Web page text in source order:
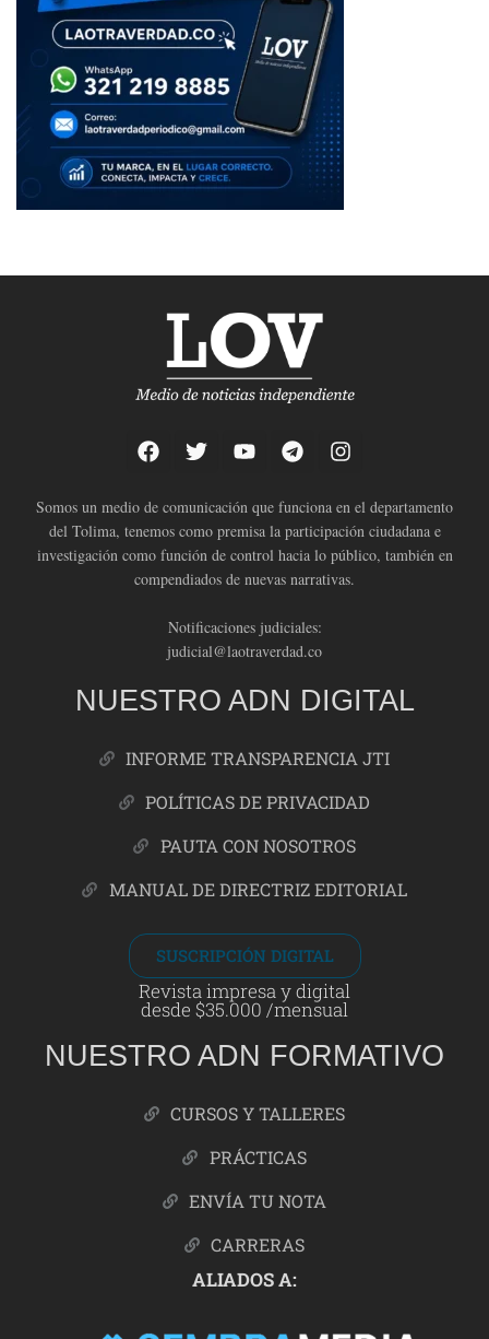
Somos un medio de comunicación que funciona en el departamento
del Tolima, tenemos como premisa la participación ciudadana e
investigación como función de control hacia lo público, también en
compendiados de nuevas narrativas.
Notificaciones judiciales:
judicial@laotraverdad.co
NUESTRO ADN DIGITAL
INFORME TRANSPARENCIA JTI
POLÍTICAS DE PRIVACIDAD
PAUTA CON NOSOTROS
MANUAL DE DIRECTRIZ EDITORIAL
SUSCRIPCIÓN DIGITAL
Revista impresa y digital
desde $35.000 /mensual
NUESTRO ADN FORMATIVO
CURSOS Y TALLERES
PRÁCTICAS
ENVÍA TU NOTA
CARRERAS
ALIADOS A: